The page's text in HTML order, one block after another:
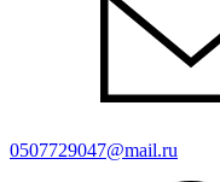
0507729047@mail.ru